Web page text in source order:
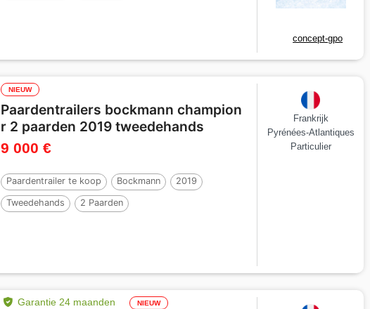
concept-gpo
NIEUW
Paardentrailers bockmann champion
r 2 paarden 2019 tweedehands
9 000 €
Paardentrailer te koop Bockmann 2019
Tweedehands 2 Paarden
Frankrijk
Pyrénées-Atlantiques
Particulier
Garantie 24 maanden NIEUW